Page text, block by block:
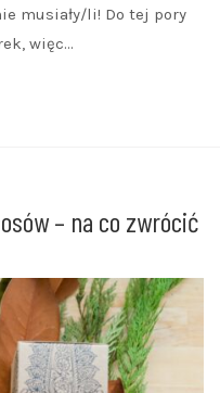
musiały/li! Do tej pory
więc…
– na co zwrócić